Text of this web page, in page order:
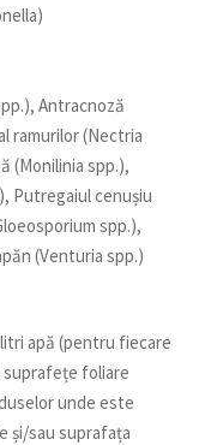
Antracnoză
ramurilor (Nectria
(Monilinia spp.),
Putregaiul cenușiu
spp.),
(Venturia spp.)
apă (pentru fiecare
foliare
unde este
și/sau suprafața